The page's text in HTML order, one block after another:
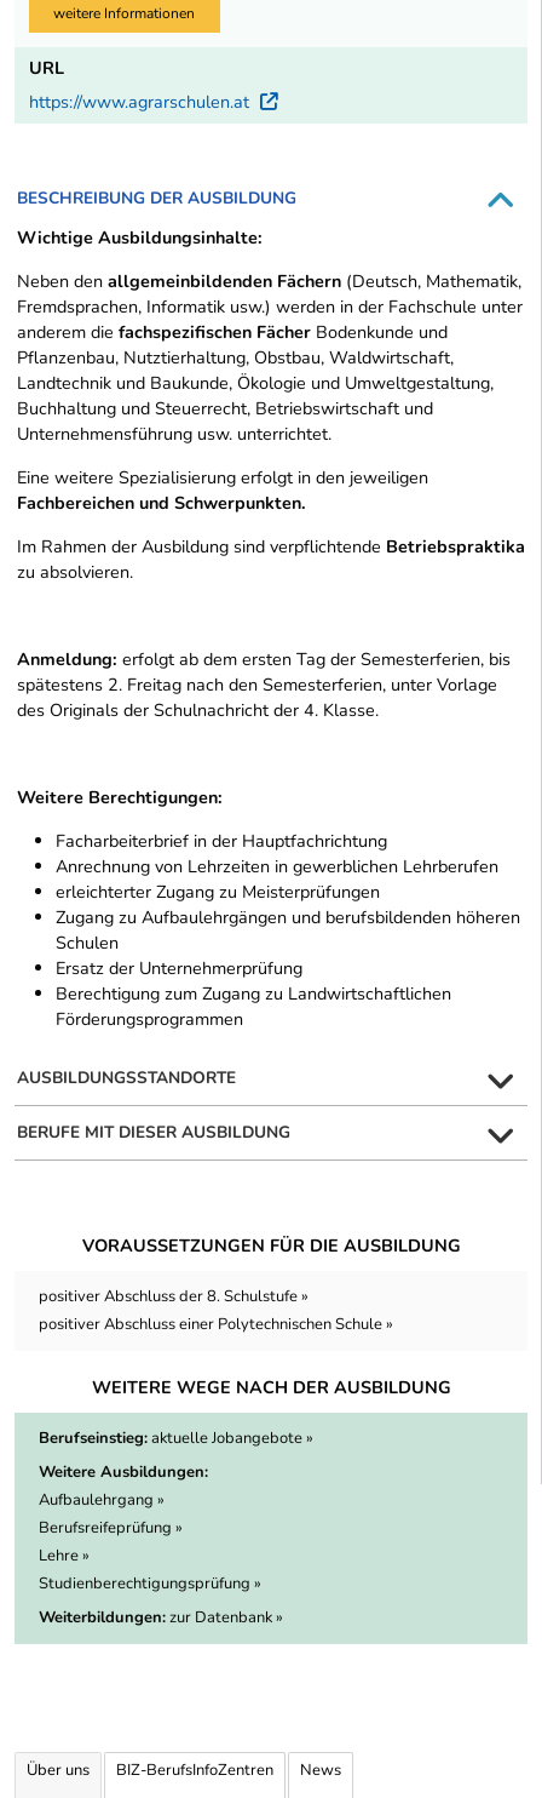
weitere Informationen
URL
https://www.agrarschulen.at
Externer Link
BESCHREIBUNG DER AUSBILDUNG
Wichtige Ausbildungsinhalte:
Neben den allgemeinbildenden Fächern (Deutsch, Mathematik,
Fremdsprachen, Informatik usw.) werden in der Fachschule unter
anderem die fachspezifischen Fächer Bodenkunde und
Pflanzenbau, Nutztierhaltung, Obstbau, Waldwirtschaft,
Landtechnik und Baukunde, Ökologie und Umweltgestaltung,
Buchhaltung und Steuerrecht, Betriebswirtschaft und
Unternehmensführung usw. unterrichtet.
Eine weitere Spezialisierung erfolgt in den jeweiligen
Fachbereichen und Schwerpunkten.
Im Rahmen der Ausbildung sind verpflichtende Betriebspraktika
zu absolvieren.
Anmeldung: erfolgt ab dem ersten Tag der Semesterferien, bis
spätestens 2. Freitag nach den Semesterferien, unter Vorlage
des Originals der Schulnachricht der 4. Klasse.
Weitere Berechtigungen:
Facharbeiterbrief in der Hauptfachrichtung
Anrechnung von Lehrzeiten in gewerblichen Lehrberufen
erleichterter Zugang zu Meisterprüfungen
Zugang zu Aufbaulehrgängen und berufsbildenden höheren
Schulen
Ersatz der Unternehmerprüfung
Berechtigung zum Zugang zu Landwirtschaftlichen
Förderungsprogrammen
AUSBILDUNGSSTANDORTE
BERUFE MIT DIESER AUSBILDUNG
VORAUSSETZUNGEN FÜR DIE AUSBILDUNG
positiver Abschluss der 8. Schulstufe »
positiver Abschluss einer Polytechnischen Schule »
WEITERE WEGE NACH DER AUSBILDUNG
Berufseinstieg:aktuelle Jobangebote »
Weitere Ausbildungen:
Aufbaulehrgang »
Berufsreifeprüfung »
Lehre »
Studienberechtigungsprüfung »
Weiterbildungen:zur Datenbank »
Über uns BIZ-BerufsInfoZentren News